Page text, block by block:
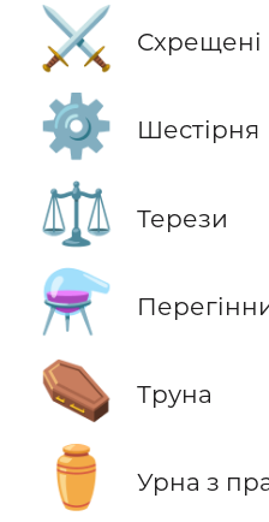
⚔️ Схрещені
⚙️ Шестірня
⚖️ Терези
⚗️
⚰️ Труна
⚱️ Урна з